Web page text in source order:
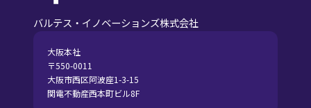
バルテス・イノベーションズ株式会社
大阪本社
〒550-0011
大阪市西区阿波座1-3-15
関電不動産西本町ビル8F